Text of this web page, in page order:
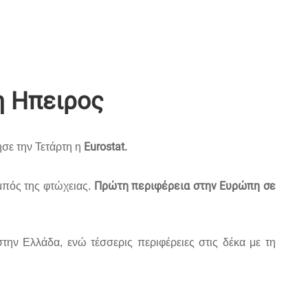
Ηπειρος
την Τετάρτη η Εurostat.
της φτώχειας. Πρώτη περιφέρεια στην Ευρώπη σε
Ελλάδα, ενώ τέσσερις περιφέρειες στις δέκα με τη